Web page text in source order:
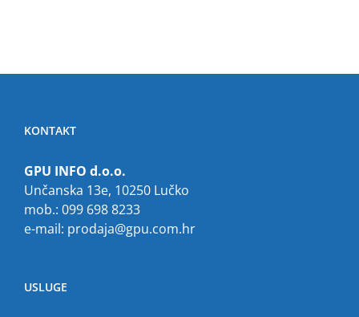
KONTAKT
GPU INFO d.o.o.
Unčanska 13e, 10250 Lučko
mob.: 099 698 8233
e-mail: prodaja@gpu.com.hr
USLUGE